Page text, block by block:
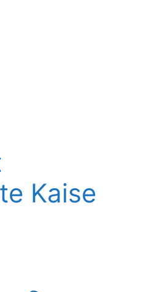
Kaise